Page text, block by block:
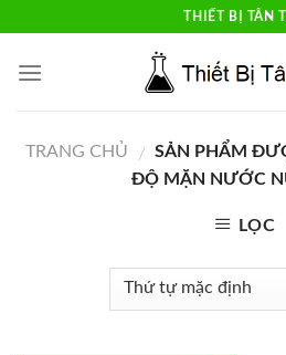
content
THIẾT BỊ TÂN
TRANG CHỦ / SẢN PHẨM
ĐỘ MẶN NƯỚC
LỌC